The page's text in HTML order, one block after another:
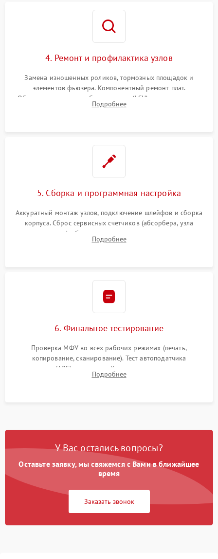
4. Ремонт и профилактика узлов
Замена изношенных роликов, тормозных площадок и
элементов фьюзера. Компонентный ремонт плат.
Обязательная очистка блока лазера (LSU), зеркал и тракта
печати от просыпанного тонера и бумажной пыли.
Подробнее
5. Сборка и программная настройка
Аккуратный монтаж узлов, подключение шлейфов и сборка
корпуса. Сброс сервисных счетчиков (абсорбера, узла
закрепления), обновление прошивки и программная
калибровка цветопередачи и позиционирования сканера.
Подробнее
6. Финальное тестирование
Проверка МФУ во всех рабочих режимах (печать,
копирование, сканирование). Тест автоподатчика
документов (ADF) и дуплекса. Контроль качества отпечатка
на отсутствие серого фона, полос и надежность запекания
Подробнее
У Вас остались вопросы?
Оставьте заявку, мы свяжемся с Вами в ближайшее
время
Заказать звонок